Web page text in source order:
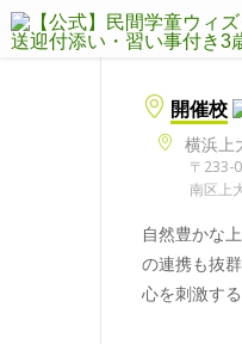
開催校
横浜上
〒233-
南区上
自然豊かな
の連携も抜
心を刺激する